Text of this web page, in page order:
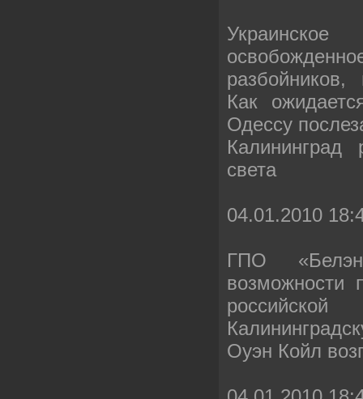
Как
Одессу
Калининград
света
04.01.2010
ГПО
возможности
Оуэн Койл